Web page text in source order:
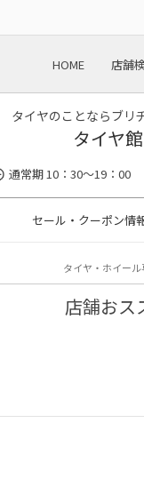
HOME 店舗
タイヤのことならブリ
タイヤ
通常期 10：30～19：00
セール・クーポン情
タイヤ・ホイー
店舗おス